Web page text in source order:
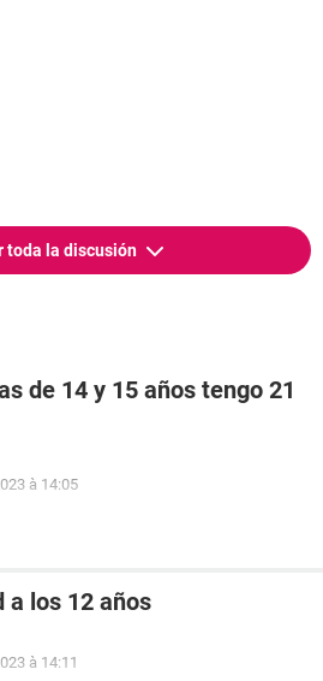
toda la discusión
de 14 y 15 años tengo 21
à 14:05
a los 12 años
à 14:11